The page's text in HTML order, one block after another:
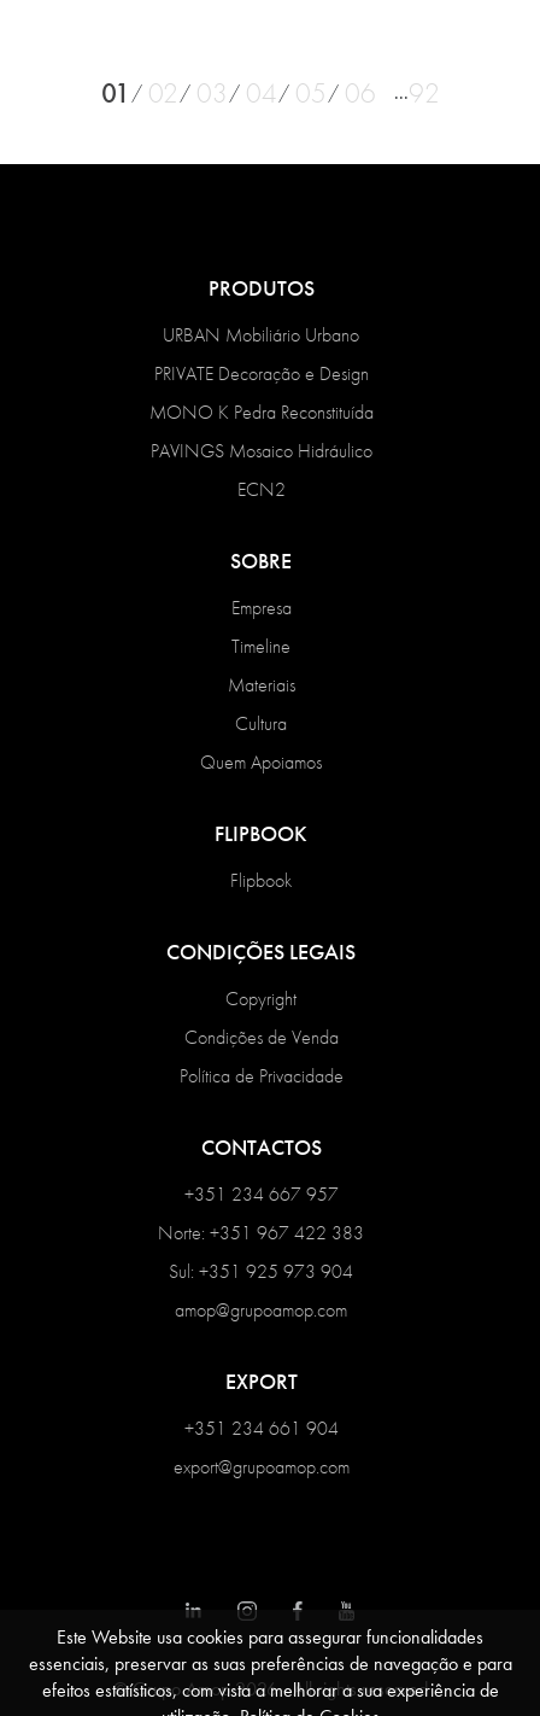
01 02 03 04 05 06 ...92
PRODUTOS
URBAN Mobiliário Urbano
PRIVATE Decoração e Design
MONO K Pedra Reconstituída
PAVINGS Mosaico Hidráulico
ECN2
SOBRE
Empresa
Timeline
Materiais
Cultura
Quem Apoiamos
FLIPBOOK
Flipbook
CONDIÇÕES LEGAIS
Copyright
Condições de Venda
Política de Privacidade
CONTACTOS
+351 234 667 957
Norte: +351 967 422 383
Sul: +351 925 973 904
amop@grupoamop.com
EXPORT
+351 234 661 904
export@grupoamop.com
© Grupo Amop 2026 - All rights reserved
Este Website usa cookies para assegurar funcionalidades
essenciais, preservar as suas preferências de navegação e para
efeitos estatísticos, com vista a melhorar a sua experiência de